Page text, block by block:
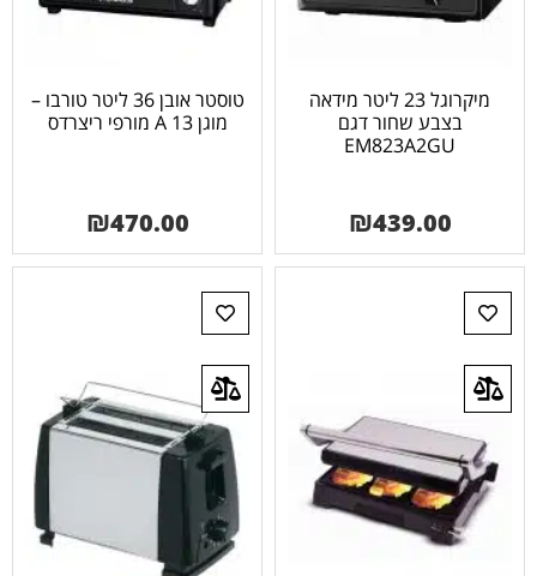
מיקרוגל 23 ליטר מידאה
בצבע שחור דגם
EM823A2GU
₪439.00
טוסטר אובן 36 ליטר טורבו –
מוגן 13 A מורפי ריצרדס
₪470.00